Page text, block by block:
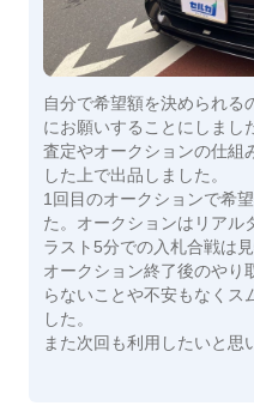
自分で希望額を決められる
にお願いすることにしまし
査定やオークションの仕組
した上で出品しました。
1回目のオークションで希
た。オークションはリアル
ラスト5分での入札合戦は見
オークション終了後のやり
らないことや不安もなくス
した。
また次回も利用したいと思